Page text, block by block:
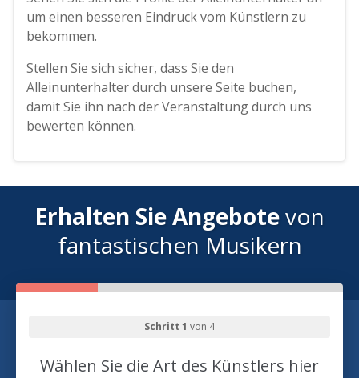
um einen besseren Eindruck vom Künstlern zu
bekommen.
Stellen Sie sich sicher, dass Sie den
Alleinunterhalter durch unsere Seite buchen,
damit Sie ihn nach der Veranstaltung durch uns
bewerten können.
Erhalten Sie Angebotevon
fantastischen Musikern
Schritt 1 von 4
Wählen Sie die Art des Künstlers hier